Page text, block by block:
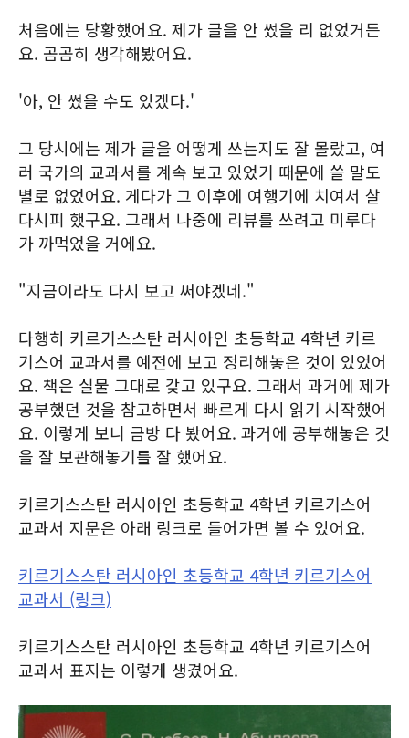
처음에는 당황했어요. 제가 글을 안 썼을 리 없었거든
요. 곰곰히 생각해봤어요.
'아, 안 썼을 수도 있겠다.'
그 당시에는 제가 글을 어떻게 쓰는지도 잘 몰랐고, 여
러 국가의 교과서를 계속 보고 있었기 때문에 쓸 말도
별로 없었어요. 게다가 그 이후에 여행기에 치여서 살
다시피 했구요. 그래서 나중에 리뷰를 쓰려고 미루다
가 까먹었을 거에요.
"지금이라도 다시 보고 써야겠네."
다행히 키르기스스탄 러시아인 초등학교 4학년 키르
기스어 교과서를 예전에 보고 정리해놓은 것이 있었어
요. 책은 실물 그대로 갖고 있구요. 그래서 과거에 제가
공부했던 것을 참고하면서 빠르게 다시 읽기 시작했어
요. 이렇게 보니 금방 다 봤어요. 과거에 공부해놓은 것
을 잘 보관해놓기를 잘 했어요.
키르기스스탄 러시아인 초등학교 4학년 키르기스어
교과서 지문은 아래 링크로 들어가면 볼 수 있어요.
키르기스스탄 러시아인 초등학교 4학년 키르기스어
교과서 (링크)
키르기스스탄 러시아인 초등학교 4학년 키르기스어
교과서 표지는 이렇게 생겼어요.